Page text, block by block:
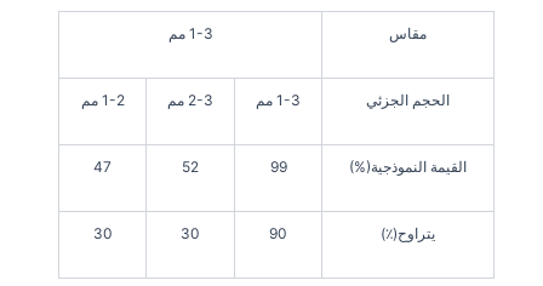
مقاس 1-3 مم
الحجم الجزئي 1-3 مم 2-3 مم 1-2 مم
القيمة النموذجية(%) 99
52
47
يتراوح(٪) 90
30
30